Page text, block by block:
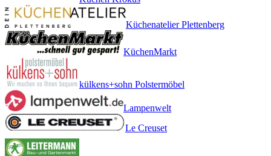
Küchenatelier Plettenberg
KüchenMarkt
külkens+sohn Polstermöbel
Lampenwelt
Le Creuset